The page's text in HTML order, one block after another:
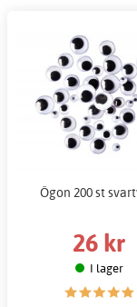
Ögon 200 st
26 kr
I lager